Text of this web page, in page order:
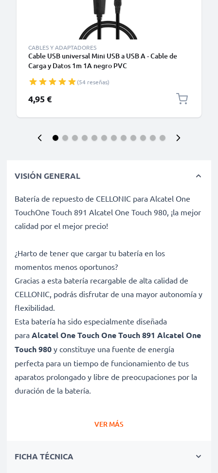
CABLES Y ADAPTADORES
Cable USB universal Mini USB a USB A - Cable de
Carga y Datos 1m 1A negro PVC
(54 reseñas)
4,95 €
VISIÓN GENERAL
Batería de repuesto de CELLONIC para Alcatel One
TouchOne Touch 891 Alcatel One Touch 980, ¡la mejor
calidad por el mejor precio!
¿Harto de tener que cargar tu batería en los
momentos menos oportunos?
Gracias a esta batería recargable de alta calidad de
CELLONIC, podrás disfrutar de una mayor autonomía y
flexibilidad.
Esta batería ha sido especialmente diseñada
para Alcatel One Touch One Touch 891 Alcatel One
Touch 980 y constituye una fuente de energía
perfecta para un tiempo de funcionamiento de tus
aparatos prolongado y libre de preocupaciones por la
duración de la batería.
Batería gran capacidad para un uso prolongado de
✔ Batería recargable con gran capacidad 900mAh y
VER MÁS
FICHA TÉCNICA